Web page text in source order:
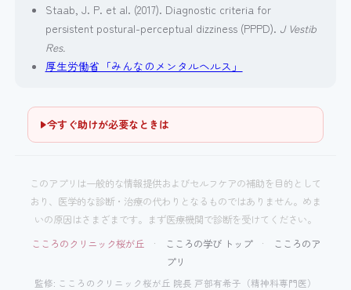
Staab, J. P. et al. (2017). Diagnostic criteria for
persistent postural-perceptual dizziness (PPPD). J Vestib
Res.
厚生労働省「みんなのメンタルヘルス」
今すぐ助けが必要なときは
このアプリは一般的な情報提供およびセルフケアの補助を目的として
おり、医学的な診断・治療の代わりとなるものではありません。めま
いの原因はさまざまです。まず医療機関で診断を受けてください。
こころのクリニック桜が丘· こころの学び トップ·
こころのア
プリ
監修: こころのクリニック桜が丘 院長 戸部有希子（精神科専門医）